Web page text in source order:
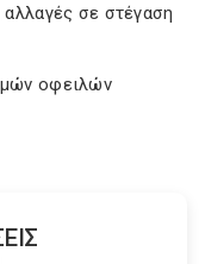
σε στέγαση
οφειλών